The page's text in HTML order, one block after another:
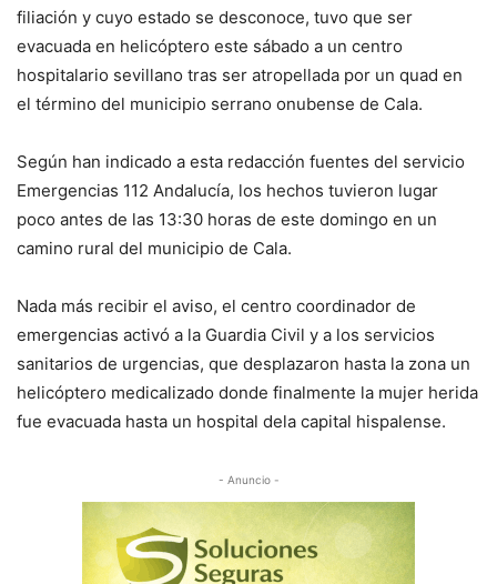
filiación y cuyo estado se desconoce, tuvo que ser
evacuada en helicóptero este sábado a un centro
hospitalario sevillano tras ser atropellada por un quad en
el término del municipio serrano onubense de Cala.
Según han indicado a esta redacción fuentes del servicio
Emergencias 112 Andalucía, los hechos tuvieron lugar
poco antes de las 13:30 horas de este domingo en un
camino rural del municipio de Cala.
Nada más recibir el aviso, el centro coordinador de
emergencias activó a la Guardia Civil y a los servicios
sanitarios de urgencias, que desplazaron hasta la zona un
helicóptero medicalizado donde finalmente la mujer herida
fue evacuada hasta un hospital dela capital hispalense.
- Anuncio -